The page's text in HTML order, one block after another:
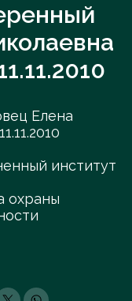
Елена
институт
охраны